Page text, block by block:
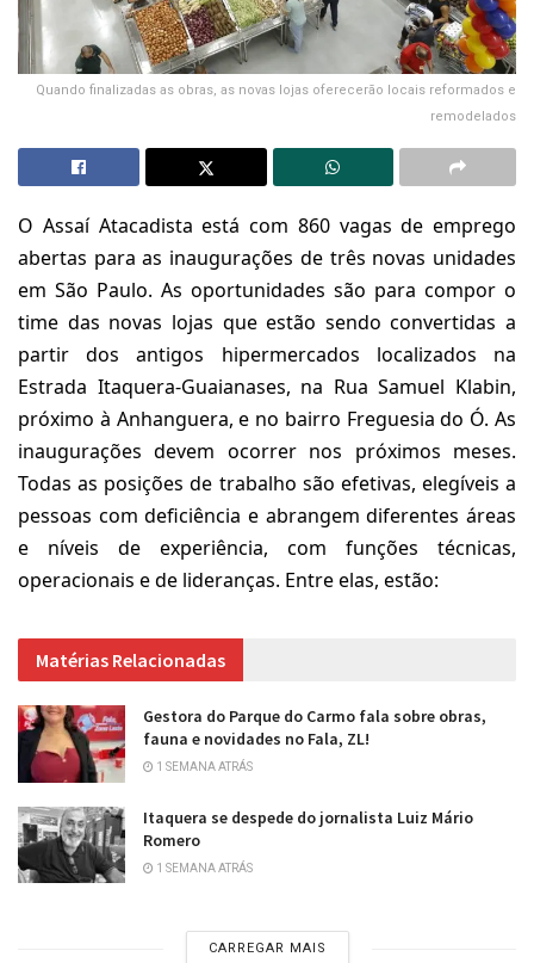
Quando finalizadas as obras, as novas lojas oferecerão locais reformados e
remodelados
O Assaí Atacadista está com 860 vagas de emprego
abertas para as inaugurações de três novas unidades
em São Paulo. As oportunidades são para compor o
time das novas lojas que estão sendo convertidas a
partir dos antigos hipermercados localizados na
Estrada Itaquera-Guaianases, na Rua Samuel Klabin,
próximo à Anhanguera, e no bairro Freguesia do Ó. As
inaugurações devem ocorrer nos próximos meses.
Todas as posições de trabalho são efetivas, elegíveis a
pessoas com deficiência e abrangem diferentes áreas
e níveis de experiência, com funções técnicas,
operacionais e de lideranças. Entre elas, estão:
Matérias Relacionadas
Gestora do Parque do Carmo fala sobre obras,
fauna e novidades no Fala, ZL!
1 SEMANA ATRÁS
Itaquera se despede do jornalista Luiz Mário
Romero
1 SEMANA ATRÁS
CARREGAR MAIS